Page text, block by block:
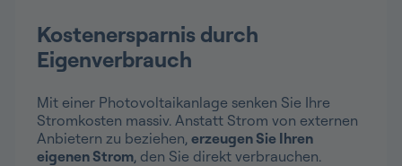
Kostenersparnis durch
Eigenverbrauch
Mit einer Photovoltaikanlage senken Sie Ihre
Stromkosten massiv. Anstatt Strom von externen
Anbietern zu beziehen, erzeugen Sie Ihren
eigenen Strom, den Sie direkt verbrauchen.